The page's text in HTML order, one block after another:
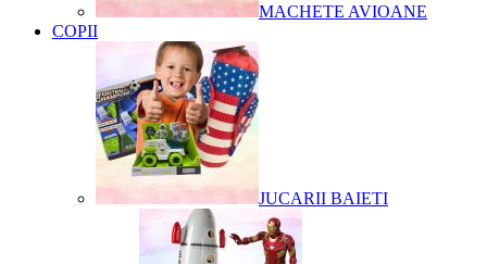
MACHETE AVIOANE
COPII
JUCARII BAIETI